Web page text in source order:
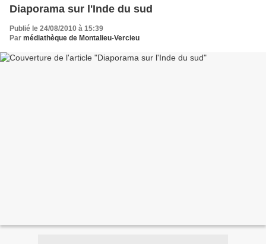
Diaporama sur l'Inde du sud
Publié le 24/08/2010 à 15:39
Par médiathèque de Montalieu-Vercieu